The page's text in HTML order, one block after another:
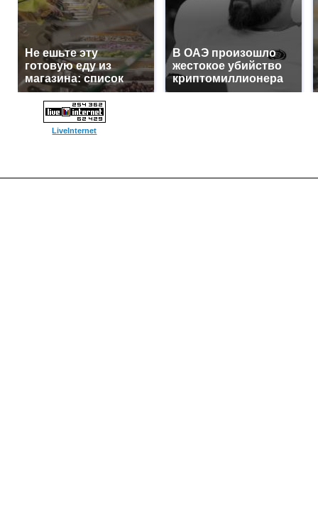
Не ешьте эту
готовую еду из
магазина: список
В ОАЭ произошло
жестокое убийство
криптомиллионера
LiveInternet